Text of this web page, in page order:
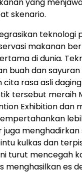
skenario.
teknologi
makanan
di dunia.
buah dan
rasa asli
tersebut meraih
Exhibition dan
juga
kulkas dan
turut mencegah
menghasilkan es